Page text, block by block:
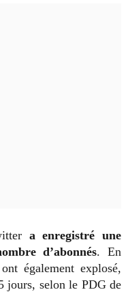
a enregistré une
d’abonnés. En
également explosé,
jours, selon le PDG de